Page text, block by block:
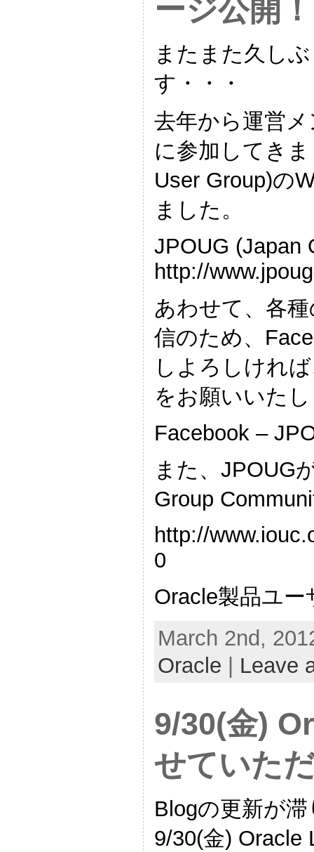
ージ公開
またまた久し
す・・・
去年から運営
に参加してき
User Group)の
ました。
JPOUG (Japan
http://
あわせて、各
信のため、
しよろしけれ
をお願いいた
Facebook –
また、JPOUG
Group
http://
0
Oracle製品ユ
March 2nd,
Oracle
Leave
9/30(金)
せていた
Blogの更新が
9/30(金) Oracle